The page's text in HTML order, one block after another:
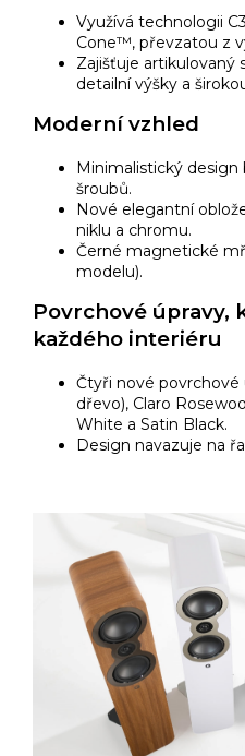
Využívá technologii
Cone™, převzatou z
Zajišťuje artikulovaný
detailní výšky a
Moderní vzhled
Minimalistický design
šroubů.
Nové elegantní
niklu a chromu.
Černé magnetické
modelu).
Povrchové úpravy,
každého interiéru
Čtyři nové povrchové
dřevo), Claro
White a Satin Black.
Design navazuje na